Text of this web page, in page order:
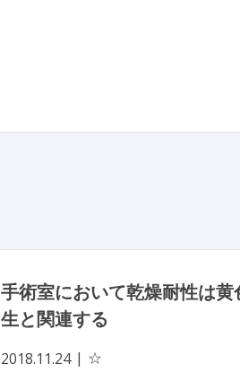
手術室において乾燥耐性は黄
生と関連する
2018.11.24 ☆